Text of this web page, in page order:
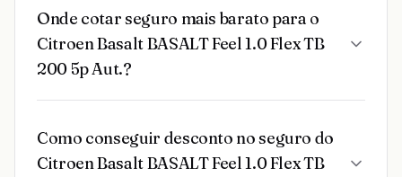
Onde cotar seguro mais barato para o
Citroen Basalt BASALT Feel 1.0 Flex TB
200 5p Aut.?
Como conseguir desconto no seguro do
Citroen Basalt BASALT Feel 1.0 Flex TB